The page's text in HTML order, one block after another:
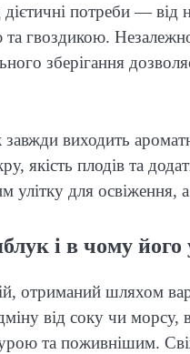
дієтичні потреби —
гвоздикою.
зберігання
виходить
якість плодів та
улітку для освіження,
і в чому його
отриманий шляхом
від соку чи морсу,
та поживнішим.